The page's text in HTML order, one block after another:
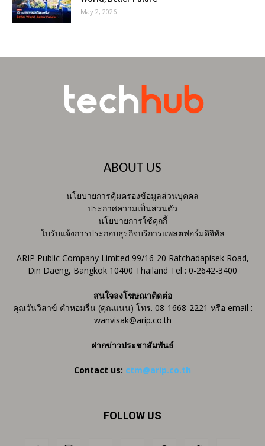
May 2, 2026
ABOUT US
นโยบายการคุ้มครองข้อมูลส่วนบุคคล
ประกาศความเป็นส่วนตัว
นโยบายการใช้คุกกี้
ใบรับแจ้งการประกอบธุรกิจบริการแพลตฟอร์มดิจิทัล
ARIP Public Company Limited 99/16-20 Ratchadapisek Road,
Din Daeng, Bangkok 10400 Thailand Tel : 0-2642-3400
สนใจลงโฆษณาติดต่อ
คุณวันวิสาข์ คำหอมรื่น (คุณแนน) โทร. 08-1668-2221 หรือ email :
wanvisak@arip.co.th
ฝากข่าวประชาสัมพันธ์
Contact us: ctm@arip.co.th
FOLLOW US